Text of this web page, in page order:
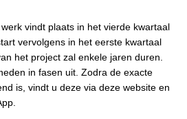
vindt plaats in het vierde kwartaal
vervolgens in het eerste kwartaal
het project zal enkele jaren duren.
in fasen uit. Zodra de exacte
is, vindt u deze via deze website en